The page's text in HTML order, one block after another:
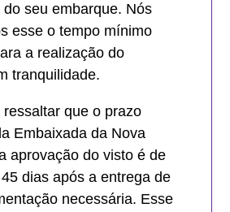
seu embarque. Nós
esse o tempo mínimo
a realização do
tranquilidade.
que o prazo
Embaixada da Nova
aprovação do visto é de
dias após a entrega de
necessária. Esse